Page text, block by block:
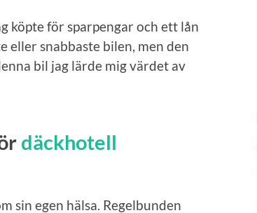
köpte för sparpengar och ett lån
eller snabbaste bilen, men den
bil jag lärde mig värdet av
däckhotell
sin egen hälsa. Regelbunden